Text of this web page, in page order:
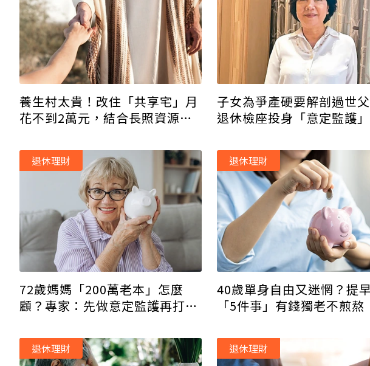
養生村太貴！改住「共享宅」月
花不到2萬元，結合長照資源安
子女為爭產硬要解剖過世
退休檢座投身「意定監護
72歲媽媽「200萬老本」怎麼
顧？專家：先做意定監護再打造
退休理財
40歲單身自由又迷惘？提
「5件事」有錢獨老不煎熬
退休理財
退休理財 退休理財